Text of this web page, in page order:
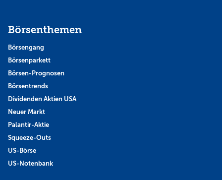
Börsenthemen
Börsengang
Börsenparkett
Börsen-Prognosen
Börsentrends
Dividenden Aktien USA
Neuer Markt
Palantir-Aktie
Squeeze-Outs
US-Börse
US-Notenbank